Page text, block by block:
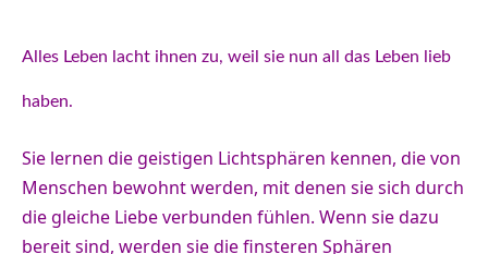
Alles Leben lacht ihnen zu, weil sie nun all das Leben lieb
haben.
Sie lernen die geistigen Lichtsphären kennen, die von
Menschen bewohnt werden, mit denen sie sich durch
die gleiche Liebe verbunden fühlen. Wenn sie dazu
bereit sind, werden sie die finsteren Sphären